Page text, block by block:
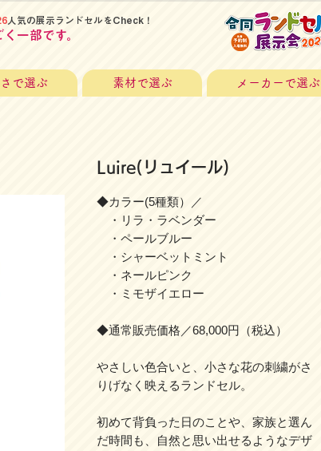
人気の展示ランドセルをCheck！
一部です。
で選ぶ 素材で選ぶ メーカーで選ぶ
Luire(リュイール)
◆カラー(5種類）／
・リラ・ラベンダー
・ペールブルー
・シャーベットミント
・ネールピンク
・ミモザイエロー
◆通常販売価格／68,000円（税込）
やさしい色合いと、小さな花の刺繍がさ
りげなく映えるランドセル。
初めて背負った日のことや、家族と選ん
だ時間も、自然と思い出せるようなデザ